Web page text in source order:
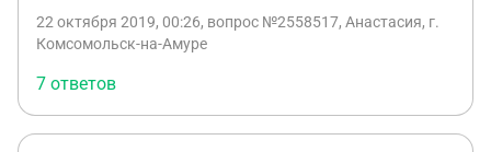
протокола, копию на руки не выдали. Задержали
ситуации что-то сделать?
22 октября 2019, 00:26, вопрос №2558517, Анастасия, г.
Комсомольск-на-Амуре
7 ответов